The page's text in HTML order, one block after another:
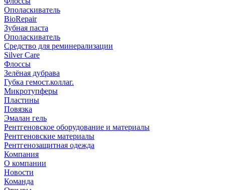
Ополаскиватель
BioRepair
Зубная паста
Ополаскиватель
Средство для реминерализации
Silver Care
Флоссы
Зелёная дубрава
Губка гемост.коллаг.
Микротупферы
Пластины
Повязка
Эмалан гель
Рентгеновское оборудование и материалы
Рентгеновские материалы
Рентгенозащитная одежда
Компания
О компании
Новости
Команда